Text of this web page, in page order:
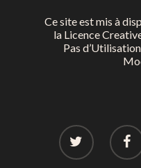
Ce site est mis à
la Licence
Pas